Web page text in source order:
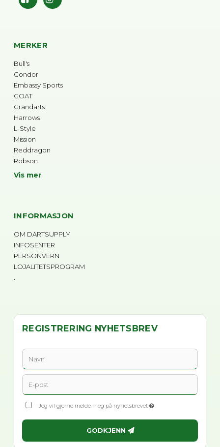
MERKER
Bull's
Condor
Embassy Sports
GOAT
Grandarts
Harrows
L-Style
Mission
Reddragon
Robson
Vis mer
INFORMASJON
OM DARTSUPPLY
INFOSENTER
PERSONVERN
LOJALITETSPROGRAM
REGISTRERING NYHETSBREV
Jeg vil gjerne melde meg på nyhetsbrevet
GODKJENN